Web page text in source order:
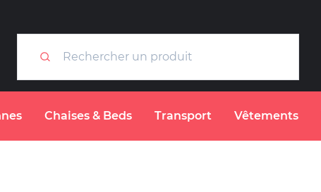
Chaises & Beds Transport Vêtements